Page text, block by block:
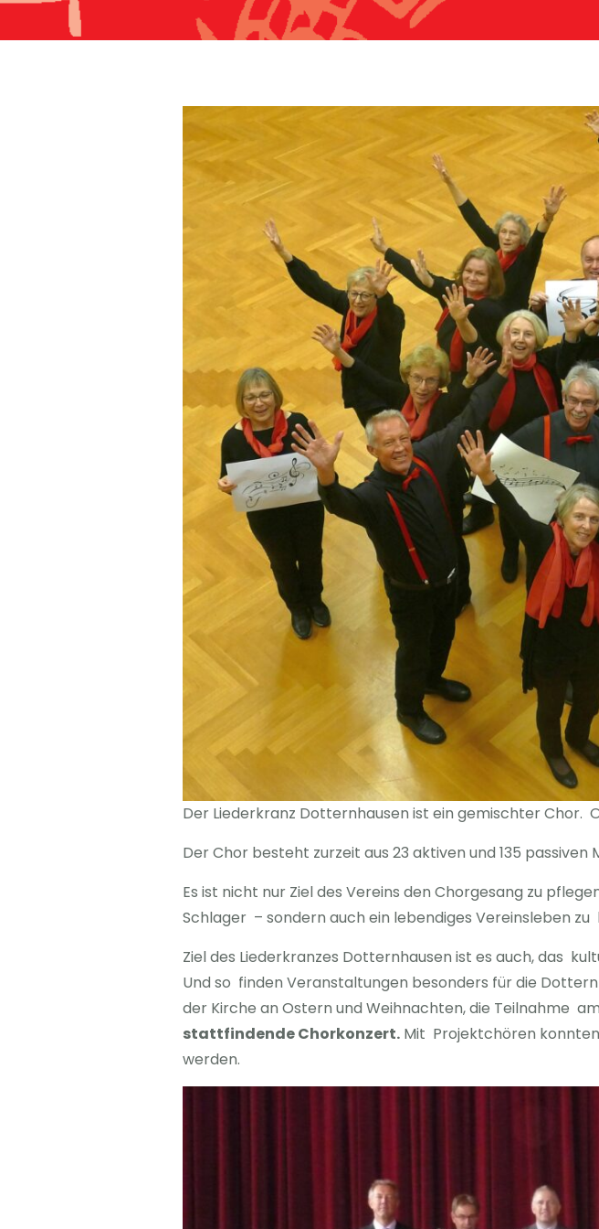
Der Liederkranz Dotternhausen ist ein gemischter Chor.
Der Chor besteht zurzeit aus 23 aktiven und 135 passiven
Es ist nicht nur Ziel des Vereins den Chorgesang zu
Schlager – sondern auch ein lebendiges Vereinsleben zu
Ziel des Liederkranzes Dotternhausen ist es auch, das
Und so finden Veranstaltungen besonders für die
der Kirche an Ostern und Weihnachten, die Teilnahme
stattfindende Chorkonzert.Mit Projektchören
werden.